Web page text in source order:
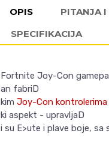
OPIS PITANJA
SPECIFIKACIJA
Fortnite Joy-Con
an fabriD
kim Joy-Con kontrolerima
ki aspekt - upravljaD
i su E>ute i plave boje, sa